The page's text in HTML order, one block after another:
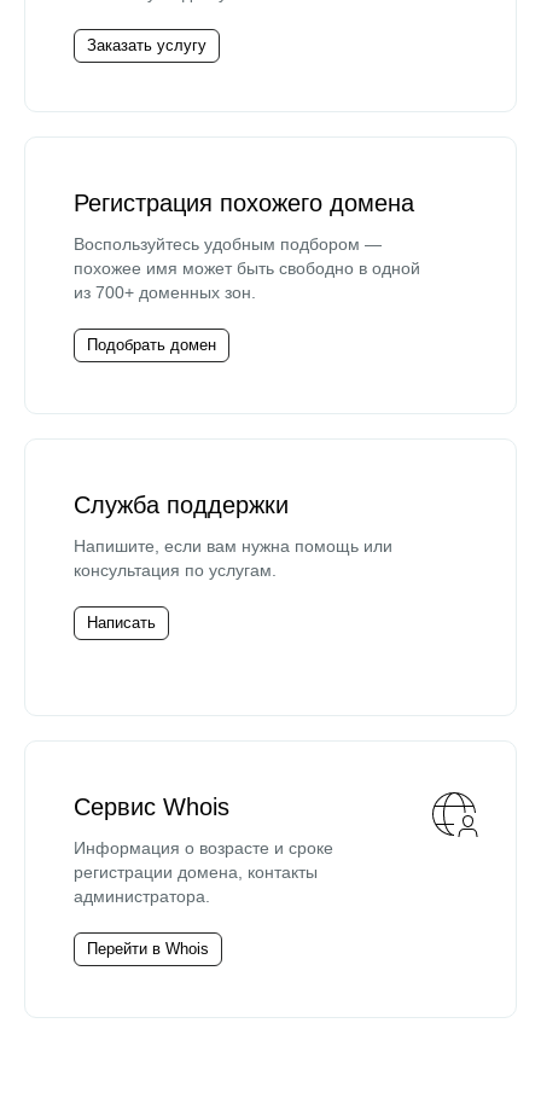
Заказать услугу
Регистрация похожего домена
Воспользуйтесь удобным подбором —
похожее имя может быть свободно в одной
из 700+ доменных зон.
Подобрать домен
Служба поддержки
Напишите, если вам нужна помощь или
консультация по услугам.
Написать
Сервис Whois
Информация о возрасте и сроке
регистрации домена, контакты
администратора.
Перейти в Whois